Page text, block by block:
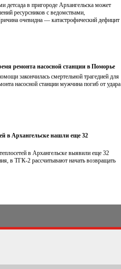
детсада в пригороде Архангельска может
ресурсников с ведомствами,
очевидна — катастрофический дефицит
ремонта насосной станции в Поморье
закончилась смертельной трагедией для
насосной станции мужчина погиб от удара
в Архангельске нашли еще 32
в Архангельске выявили еще 32
в ТГК-2 рассчитывают начать возвращать